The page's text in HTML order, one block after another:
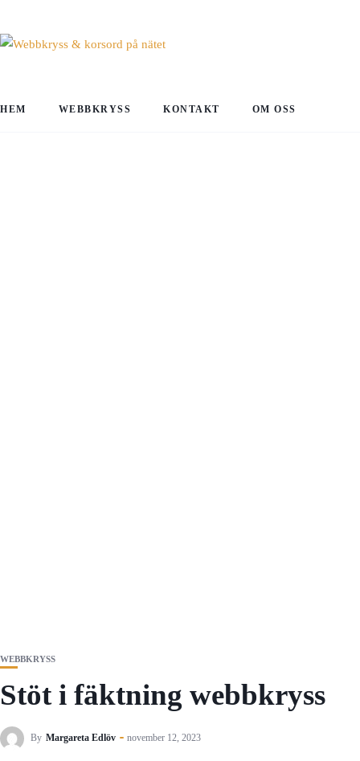
HEM WEBBKRYSS KONTAKT OM OSS
WEBBKRYSS
Stöt i fäktning webbkryss
By Margareta Edlöv november 12, 2023